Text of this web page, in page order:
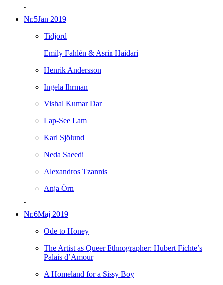
ˇ
Nr.5Jan 2019
Tidjord
Emily Fahlén & Asrin Haidari
Henrik Andersson
Ingela Ihrman
Vishal Kumar Dar
Lap-See Lam
Karl Sjölund
Neda Saeedi
Alexandros Tzannis
Anja Örn
ˇ
Nr.6Maj 2019
Ode to Honey
The Artist as Queer Ethnographer: Hubert Fichte’s
Palais d’Amour
A Homeland for a Sissy Boy